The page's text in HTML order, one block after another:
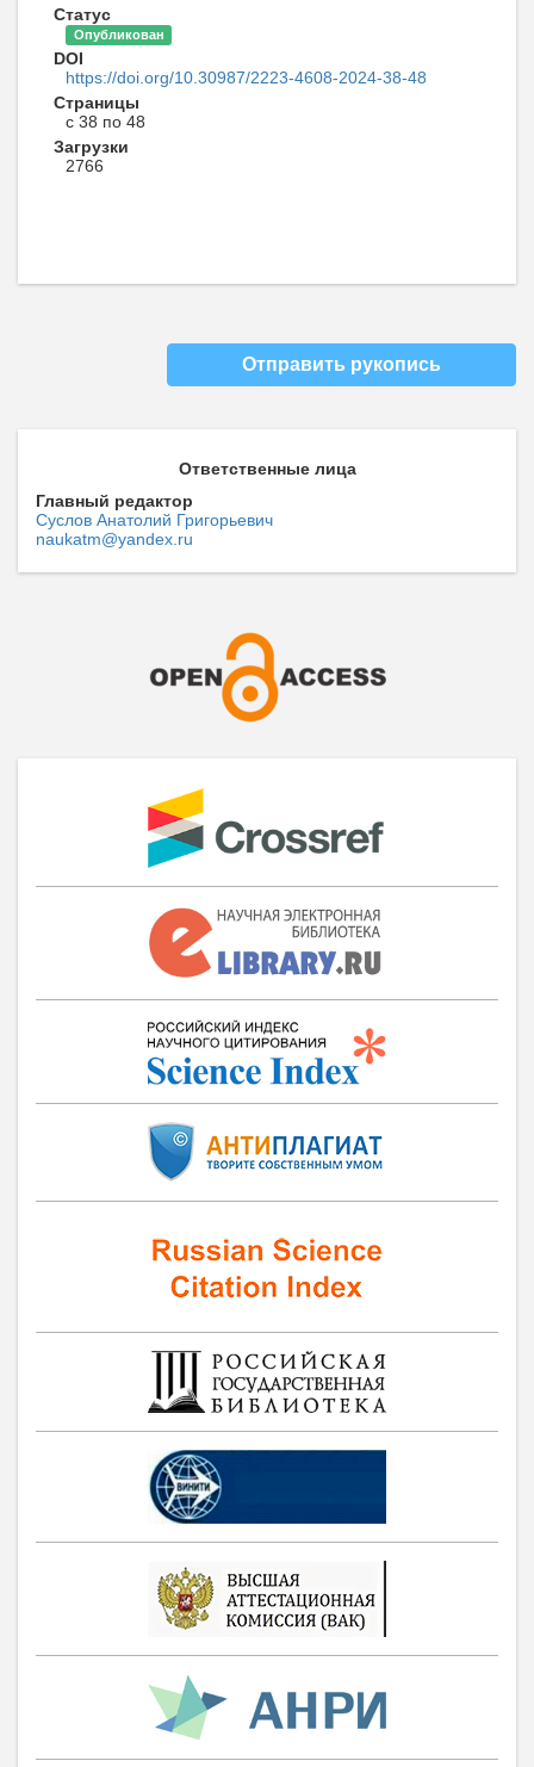
Статус
Опубликован
DOI
https://doi.org/10.30987/2223-4608-2024-38-48
Страницы
с 38 по 48
Загрузки
2766
Отправить рукопись
Ответственные лица
Главный редактор
Суслов Анатолий Григорьевич
naukatm@yandex.ru